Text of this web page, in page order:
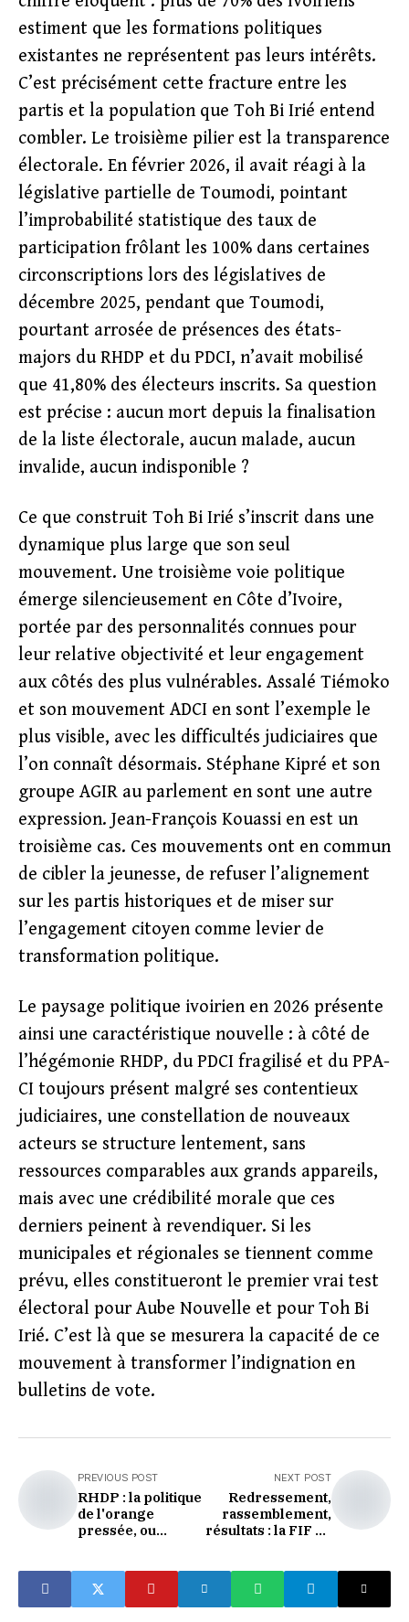
estiment que les formations politiques
existantes ne représentent pas leurs intérêts.
C’est précisément cette fracture entre les
partis et la population que Toh Bi Irié entend
combler. Le troisième pilier est la transparence
électorale. En février 2026, il avait réagi à la
législative partielle de Toumodi, pointant
l’improbabilité statistique des taux de
participation frôlant les 100% dans certaines
circonscriptions lors des législatives de
décembre 2025, pendant que Toumodi,
pourtant arrosée de présences des états-
majors du RHDP et du PDCI, n’avait mobilisé
que 41,80% des électeurs inscrits. Sa question
est précise : aucun mort depuis la finalisation
de la liste électorale, aucun malade, aucun
invalide, aucun indisponible ?
Ce que construit Toh Bi Irié s’inscrit dans une
dynamique plus large que son seul
mouvement. Une troisième voie politique
émerge silencieusement en Côte d’Ivoire,
portée par des personnalités connues pour
leur relative objectivité et leur engagement
aux côtés des plus vulnérables. Assalé Tiémoko
et son mouvement ADCI en sont l’exemple le
plus visible, avec les difficultés judiciaires que
l’on connaît désormais. Stéphane Kipré et son
groupe AGIR au parlement en sont une autre
expression. Jean-François Kouassi en est un
troisième cas. Ces mouvements ont en commun
de cibler la jeunesse, de refuser l’alignement
sur les partis historiques et de miser sur
l’engagement citoyen comme levier de
transformation politique.
Le paysage politique ivoirien en 2026 présente
ainsi une caractéristique nouvelle : à côté de
l’hégémonie RHDP, du PDCI fragilisé et du PPA-
CI toujours présent malgré ses contentieux
judiciaires, une constellation de nouveaux
acteurs se structure lentement, sans
ressources comparables aux grands appareils,
mais avec une crédibilité morale que ces
derniers peinent à revendiquer. Si les
municipales et régionales se tiennent comme
prévu, elles constitueront le premier vrai test
électoral pour Aube Nouvelle et pour Toh Bi
Irié. C’est là que se mesurera la capacité de ce
mouvement à transformer l’indignation en
bulletins de vote.
PREVIOUS POST
RHDP : la politique
de l'orange
pressée, ou
méthodiquement
ses bâtisseurs
NEXT POST
Redressement,
rassemblement,
résultats : la FIF de
d'un mandat
historique -
Déclaration